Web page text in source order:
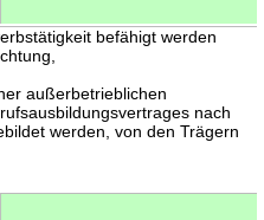
befähigt werden
außerbetrieblichen
nach
werden, von den Trägern